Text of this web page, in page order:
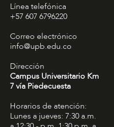
Línea telefónica
+57 607 6796220
Correo electrónico
info@upb.edu.co
Dirección
Campus Universitario Km
7 vía Piedecuesta
Horarios de atención:
Lunes a jueves: 7:30 a.m.